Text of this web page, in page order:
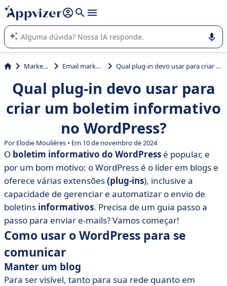
de nossa IA (várias linhas com
A IA do Appvizer o orienta no uso ou na seleção de software
SaaS para sua empresa.
Marketing Email marketing Qual plug-in devo usar para criar um boletim informativo no WordPress?
Qual plug-in devo usar para
criar um boletim informativo
no WordPress?
Por Elodie Moulières • Em 10 de novembro de 2024
O boletim informativo do WordPress é popular, e
por um bom motivo: o WordPress é o líder em blogs e
oferece várias extensões(plug-ins), inclusive a
capacidade de gerenciar e automatizar o envio de
boletins informativos. Precisa de um guia passo a
passo para enviar e-mails? Vamos começar!
Como usar o WordPress para se
comunicar
Manter um blog
Para ser visível, tanto para sua rede quanto em